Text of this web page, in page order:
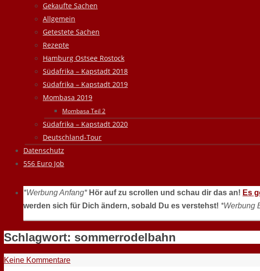
Gekaufte Sachen
Allgemein
Getestete Sachen
Rezepte
Hamburg Ostsee Rostock
Südafrika – Kapstadt 2018
Südafrika – Kapstadt 2019
Mombasa 2019
Mombasa Teil 2
Südafrika – Kapstadt 2020
Deutschland-Tour
Datenschutz
556 Euro Job
*Werbung Anfang* Hör auf zu scrollen und schau dir das an! Es
werden sich für Dich ändern, sobald Du es verstehst! *Werbung
Schlagwort: sommerrodelbahn
Keine Kommentare